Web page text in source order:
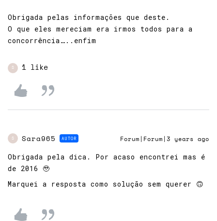
Obrigada pelas informações que deste.
O que eles mereciam era irmos todos para a
concorrência…..enfim
S 1 like
S Sara965 AUTOR Forum|Forum|3 years ago
Obrigada pela dica. Por acaso encontrei mas é
de 2016 🥹
Marquei a resposta como solução sem querer 🙃